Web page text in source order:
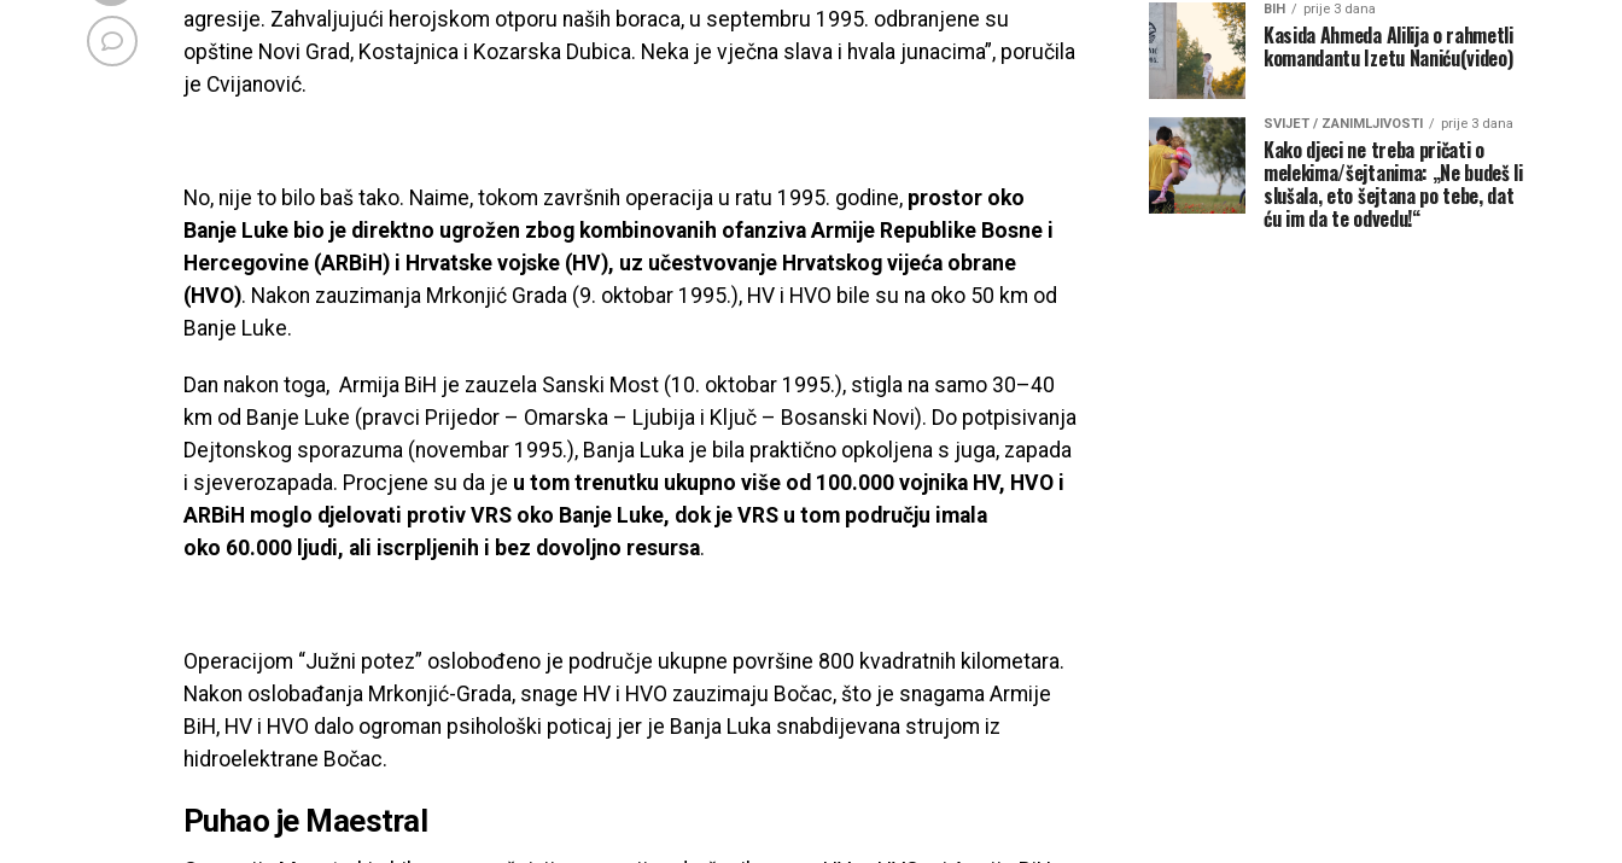
agresije. Zahvaljujući herojskom otporu naših boraca, u septembru 1995. odbranjene su
opštine Novi Grad, Kostajnica i Kozarska Dubica. Neka je vječna slava i hvala junacima”, poručila
je Cvijanović.
No, nije to bilo baš tako. Naime, tokom završnih operacija u ratu 1995. godine, prostor oko
Banje Luke bio je direktno ugrožen zbog kombinovanih ofanziva Armije Republike Bosne i
Hercegovine (ARBiH) i Hrvatske vojske (HV), uz učestvovanje Hrvatskog vijeća obrane
(HVO). Nakon zauzimanja Mrkonjić Grada (9. oktobar 1995.), HV i HVO bile su na oko 50 km od
Banje Luke.
Dan nakon toga, Armija BiH je zauzela Sanski Most (10. oktobar 1995.), stigla na samo 30–40
km od Banje Luke (pravci Prijedor – Omarska – Ljubija i Ključ – Bosanski Novi). Do potpisivanja
Dejtonskog sporazuma (novembar 1995.), Banja Luka je bila praktično opkoljena s juga, zapada
i sjeverozapada. Procjene su da je u tom trenutku ukupno više od 100.000 vojnika HV, HVO i
ARBiH moglo djelovati protiv VRS oko Banje Luke, dok je VRS u tom području imala
oko 60.000 ljudi, ali iscrpljenih i bez dovoljno resursa.
Operacijom “Južni potez” oslobođeno je područje ukupne površine 800 kvadratnih kilometara.
Nakon oslobađanja Mrkonjić-Grada, snage HV i HVO zauzimaju Bočac, što je snagama Armije
BiH, HV i HVO dalo ogroman psihološki poticaj jer je Banja Luka snabdijevana strujom iz
hidroelektrane Bočac.
Puhao je Maestral
BIH prije 3 dana
Kasida Ahmeda Alilija o rahmetli
komandantu Izetu Naniću(video)
SVIJET / ZANIMLJIVOSTI prije 3 dana
Kako djeci ne treba pričati o
melekima/šejtanima: „Ne budeš li
slušala, eto šejtana po tebe, dat
ću im da te odvedu!“